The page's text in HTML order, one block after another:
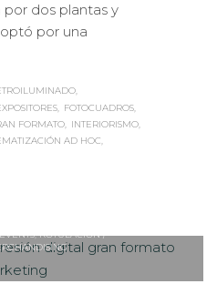
dos plantas y
por una
FOTOCUADROS
FORMATO
INTERIORISMO
AD HOC
,ROTULACIÓN /